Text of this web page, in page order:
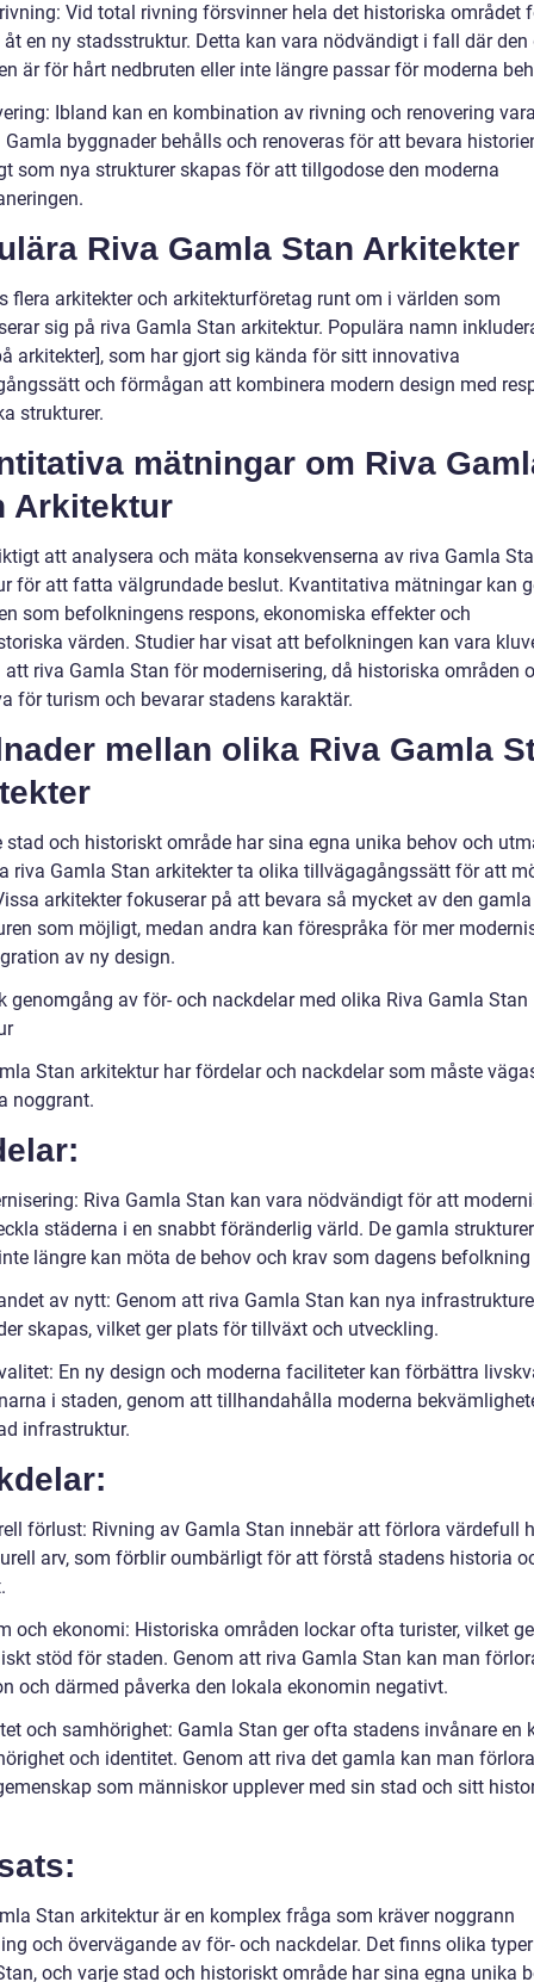
Vid total rivning försvinner hela det historiska området
åt en ny stadsstruktur. Detta kan vara nödvändigt i fall där
är för hårt nedbruten eller inte längre passar för moderna
Ibland kan en kombination av rivning och renovering
byggnader behålls och renoveras för att bevara
som nya strukturer skapas för att tillgodose den moderna
Riva Gamla Stan Arkitekter
flera arkitekter och arkitekturföretag runt om i världen som
sig på riva Gamla Stan arkitektur. Populära namn
arkitekter], som har gjort sig kända för sitt innovativa
och förmågan att kombinera modern design med
strukturer.
mätningar om Riva
Arkitektur
att analysera och mäta konsekvenserna av riva Gamla
för att fatta välgrundade beslut. Kvantitativa mätningar kan
som befolkningens respons, ekonomiska effekter och
värden. Studier har visat att befolkningen kan vara
att riva Gamla Stan för modernisering, då historiska områden
för turism och bevarar stadens karaktär.
mellan olika Riva Gamla
stad och historiskt område har sina egna unika behov och
riva Gamla Stan arkitekter ta olika tillvägagångssätt för att
arkitekter fokuserar på att bevara så mycket av den gamla
som möjligt, medan andra kan förespråka för mer
av ny design.
genomgång av för- och nackdelar med olika Riva Gamla Stan
Stan arkitektur har fördelar och nackdelar som måste
noggrant.
Riva Gamla Stan kan vara nödvändigt för att
städerna i en snabbt föränderlig värld. De gamla
längre kan möta de behov och krav som dagens befolkning
av nytt: Genom att riva Gamla Stan kan nya
skapas, vilket ger plats för tillväxt och utveckling.
En ny design och moderna faciliteter kan förbättra
i staden, genom att tillhandahålla moderna
infrastruktur.
förlust: Rivning av Gamla Stan innebär att förlora värdefull
arv, som förblir oumbärligt för att förstå stadens historia
och ekonomi: Historiska områden lockar ofta turister, vilket
stöd för staden. Genom att riva Gamla Stan kan man
och därmed påverka den lokala ekonomin negativt.
och samhörighet: Gamla Stan ger ofta stadens invånare en
och identitet. Genom att riva det gamla kan man
som människor upplever med sin stad och sitt
Stan arkitektur är en komplex fråga som kräver noggrann
och övervägande av för- och nackdelar. Det finns olika
och varje stad och historiskt område har sina egna unika